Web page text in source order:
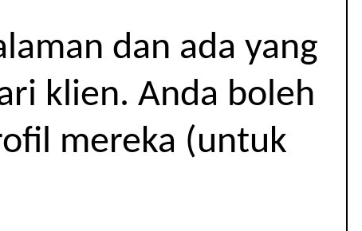
dan ada yang
klien. Anda boleh
mereka (untuk